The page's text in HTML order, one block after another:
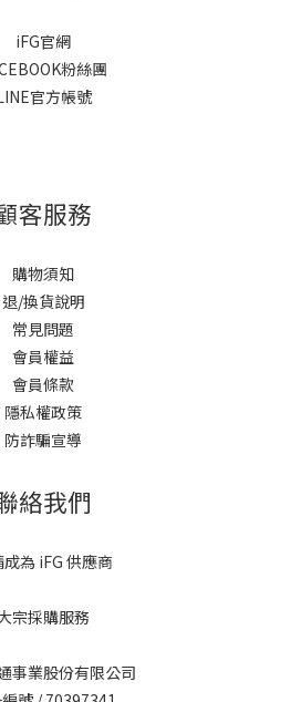
iFG官網
粉絲團
官方帳號
客服務
購物須知
退/換貨說明
常見問題
會員權益
會員條款
隱私權政策
防詐騙宣導
絡我們
成為 iFG 供應商
宗採購服務
事業股份有限公司